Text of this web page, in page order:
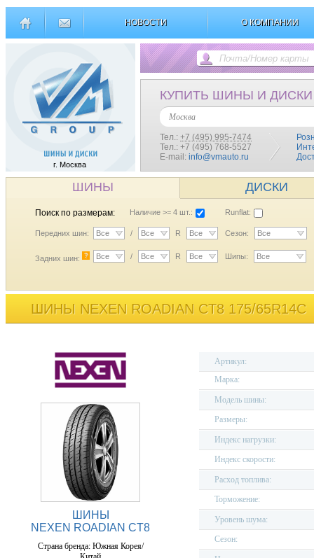
НОВОСТИ О КОМПАНИИ
г. Москва
КУПИТЬ ШИНЫ И ДИСКИ
Москва
Тел.: +7 (495) 995-7474
Тел.: +7 (495) 768-5527
E-mail: info@vmauto.ru
ШИНЫ ДИСКИ
Поиск по размерам: Наличие >= 4 шт.: Runflat:
Передних шин: Все / Все R Все Сезон: Все
Задних шин: ? Все / Все R Все Шипы: Все
ШИНЫ NEXEN ROADIAN CT8 175/65R14C
ШИНЫ
NEXEN ROADIAN CT8
Страна бренда: Южная Корея/
Артикул:
Марка:
Модель шины:
Размеры:
Индекс нагрузки:
Индекс скорости:
Расход топлива:
Торможение:
Уровень шума:
Сезон: